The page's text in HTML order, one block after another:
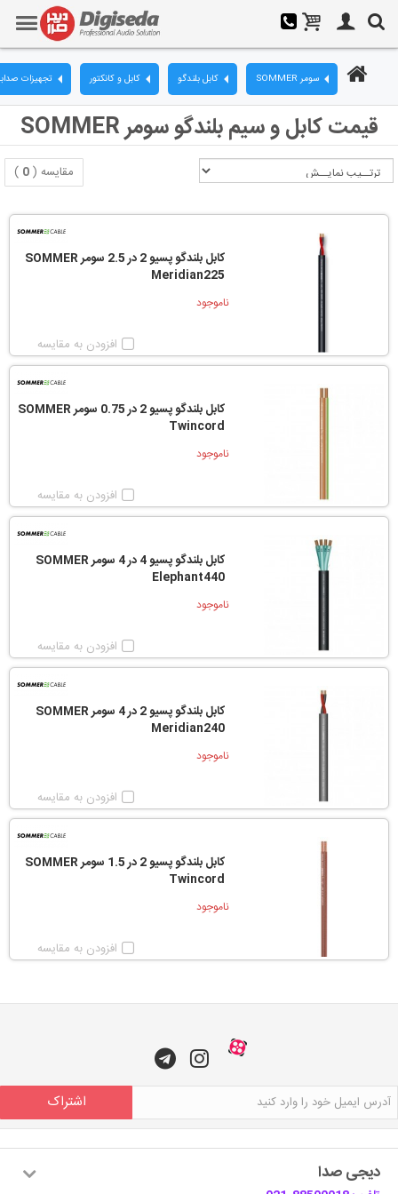
تجهیزات کابل و کانکتور کابل بلندگو سومر SOMMER
قیمت کابل و سیم بلندگو سومر SOMMER
مقایسه (0
)
کابل بلندگو پسیو 2 در 2.5 سومر SOMMER
Meridian225
ناموجود
افزودن به مقایسه
کابل بلندگو پسیو 2 در 0.75 سومر SOMMER
Twincord
ناموجود
افزودن به مقایسه
کابل بلندگو پسیو 4 در 4 سومر SOMMER
Elephant440
ناموجود
افزودن به مقایسه
کابل بلندگو پسیو 2 در 4 سومر SOMMER
Meridian240
ناموجود
افزودن به مقایسه
کابل بلندگو پسیو 2 در 1.5 سومر SOMMER
Twincord
ناموجود
افزودن به مقایسه
اشتراک
دیجی صدا